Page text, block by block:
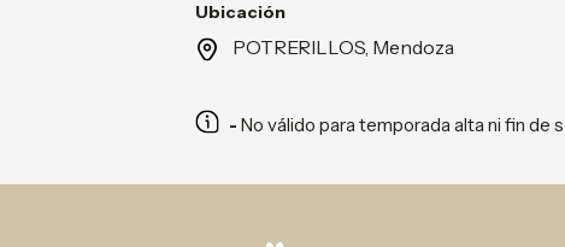
Ubicación
POTRERILLOS, Mendoza
- No válido para temporada alta ni fin de